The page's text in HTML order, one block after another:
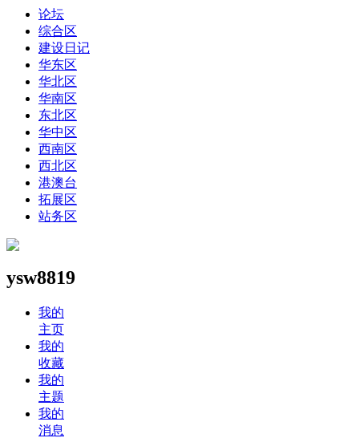
论坛
综合区
建设日记
华东区
华北区
华南区
东北区
华中区
西南区
西北区
港澳台
拓展区
站务区
ysw8819
我的
主页
我的
收藏
我的
主题
我的
消息